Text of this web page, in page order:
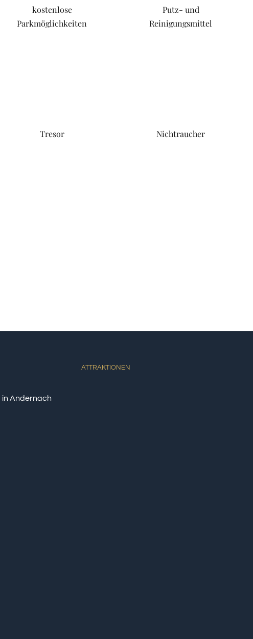
kostenlose
Parkmöglichkeiten
Putz- und
Reinigungsmittel
Tresor
Nichtraucher
in Andernach
ATTRAKTIONEN